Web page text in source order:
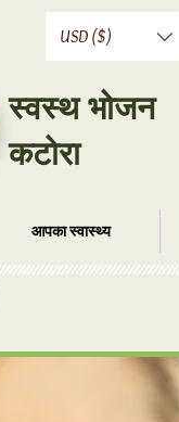
USD ($)
स्वस्थ भोजन
कटोरा
आपका स्वास्थ्य